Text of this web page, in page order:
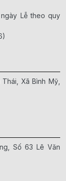
Lễ theo quy
Xã Bình Mỹ,
Số 63 Lê Văn